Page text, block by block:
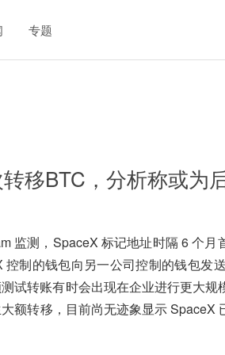
专题
移BTC，分析称或为
监测，SpaceX 标记地址时隔 6 个月
制的钱包向另一公司控制的钱包发
试转账有时会出现在企业进行更大规
额转移，目前尚无迹象显示 SpaceX